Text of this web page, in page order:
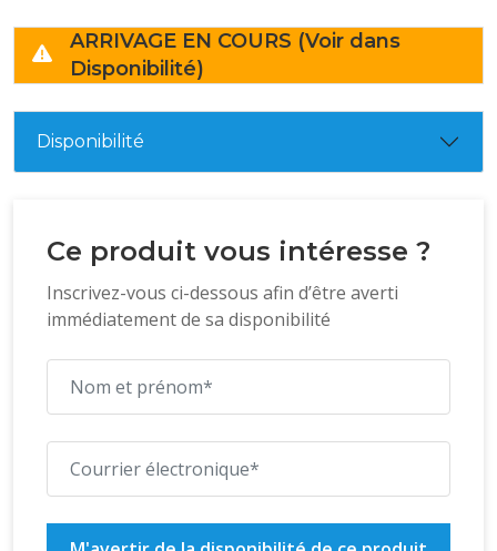
ARRIVAGE EN COURS (Voir dans
Disponibilité)
Disponibilité
Ce produit vous intéresse ?
Inscrivez-vous ci-dessous afin d’être averti
immédiatement de sa disponibilité